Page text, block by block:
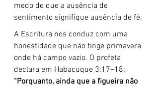
medo de que a ausência de
sentimento signifique ausência de fé.
A Escritura nos conduz com uma
honestidade que não finge primavera
onde há campo vazio. O profeta
declara em Habacuque 3:17–18:
“Porquanto, ainda que a figueira não